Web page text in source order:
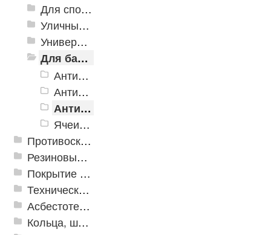
Для спортивных объектов
Уличные и грязезащитные покрытия
Универсальное напольное покрытие
Для бассейнов и аквапарков
Антискользящее дренажное покрытие Aqua
Антискользящее дренажное покрытие Aqua Marine
Антискользящее дренажное покрытие Aqua Stone
Ячеистые модульное покрытие Ultima
Противоскользящая защита для лестниц, профили, ленты
Резиновые и ПВХ дорожки
Покрытие из резиновой крошки
Техническая резина
Асбестотехнические и теплоизоляционные материалы
Кольца, шайбы, манжеты